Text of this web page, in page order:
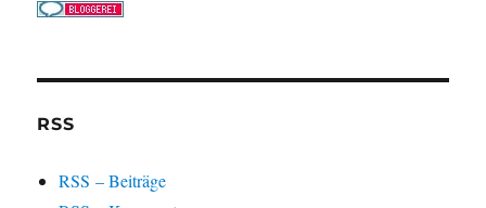
RSS
RSS – Beiträge